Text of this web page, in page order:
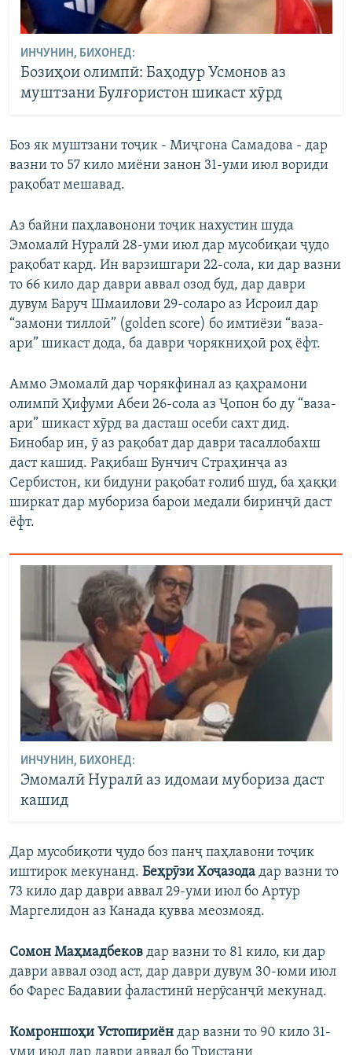
ИНЧУНИН, БИХОНЕД:
Бозиҳои олимпӣ: Баҳодур Усмонов аз
муштзани Булғористон шикаст хӯрд
Боз як муштзани тоҷик - Миҷгона Самадова - дар
вазни то 57 кило миёни занон 31-уми июл вориди
рақобат мешавад.
Аз байни паҳлавонони тоҷик нахустин шуда
Эмомалӣ Нуралӣ 28-уми июл дар мусобиқаи ҷудо
рақобат кард. Ин варзишгари 22-сола, ки дар вазни
то 66 кило дар даври аввал озод буд, дар даври
дувум Баруч Шмаилови 29-соларо аз Исроил дар
“замони тиллоӣ” (golden sсore) бо имтиёзи “ваза-
aри” шикаст дода, ба даври чорякниҳоӣ роҳ ёфт.
Аммо Эмомалӣ дар чорякфинал аз қаҳрамони
олимпӣ Ҳифуми Абеи 26-сола аз Ҷопон бо ду “ваза-
aри” шикаст хӯрд ва дасташ осеби сахт дид.
Бинобар ин, ӯ аз рақобат дар даври тасаллобахш
даст кашид. Рақибаш Бунчич Страҳинҷа аз
Сербистон, ки бидуни рақобат ғолиб шуд, ба ҳаққи
ширкат дар мубориза барои медали биринҷӣ даст
ёфт.
ИНЧУНИН, БИХОНЕД:
Эмомалӣ Нуралӣ аз идомаи мубориза даст
кашид
Дар мусобиқоти ҷудо боз панҷ паҳлавони тоҷик
иштирок мекунанд. Беҳрӯзи Хоҷазода дар вазни то
73 кило дар даври аввал 29-уми июл бо Артур
Маргелидон аз Канада қувва меозмояд.
Сомон Маҳмадбеков дар вазни то 81 кило, ки дар
даври аввал озод аст, дар даври дувум 30-юми июл
бо Фарес Бадавии фаластинӣ нерӯсанҷӣ мекунад.
Комроншоҳи Устопириён дар вазни то 90 кило 31-